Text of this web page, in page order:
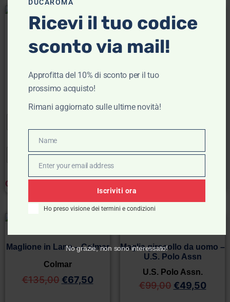
Maglioncini uomo –
Colmar
119,00€83,30
Scegli
L XL XXL
Clear
- 30%
Pullover in maglia fine –
Colmar
€115,00
Scegli
M L XL XXL
- 50%
Maglione in Lana – Colmar
Colmar
€135,00 €67,50
Maglia girocollo da uomo –
U.S. Polo Assn
U.S. Polo Assn.
€99,00 €49,50
DUCAROMA
Ricevi il tuo codice
sconto via mail!
Approfitta del 10% di sconto per il tuo
prossimo acquisto!
Rimani aggiornato sulle ultime novità!
Name
Name
Email
Enter your email address
Iscriviti ora
Ho preso visione dei termini e condizioni
No grazie, non sono interessato!